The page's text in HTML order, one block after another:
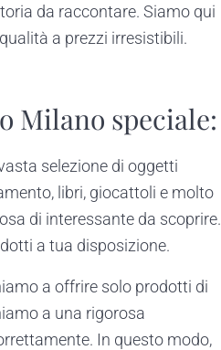
da raccontare. Siamo qui
a prezzi irresistibili.
Milano speciale:
selezione di oggetti
libri, giocattoli e molto
di interessante da scoprire.
a tua disposizione.
a offrire solo prodotti di
a una rigorosa
In questo modo,